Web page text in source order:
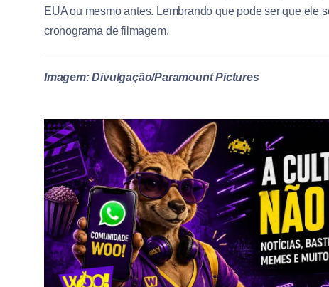
EUA ou mesmo antes. Lembrando que pode ser que ele
cronograma de filmagem.
Imagem: Divulgação/Paramount Pictures